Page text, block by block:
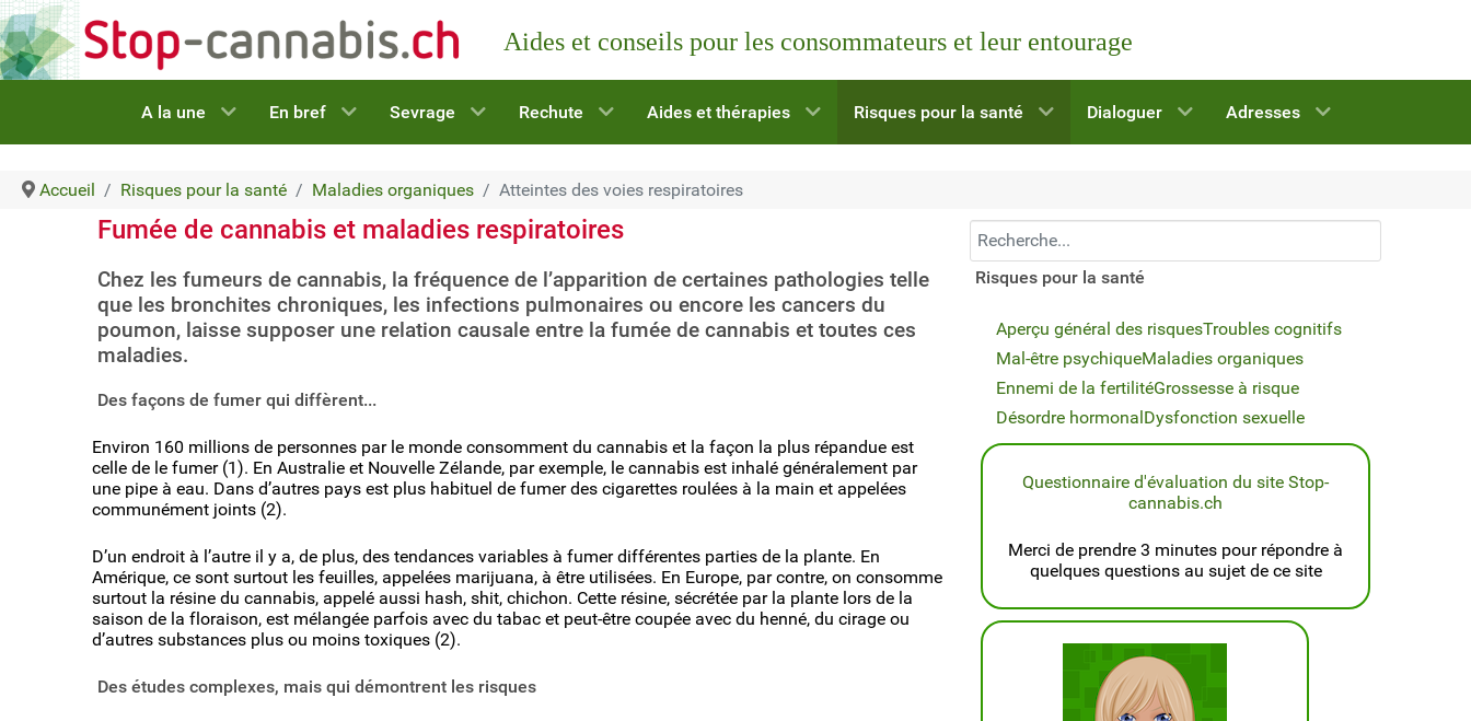
Aides et conseils pour les consommateurs et leur entourage
A la une En bref Sevrage Rechute Aides et thérapies Risques pour la santé Dialoguer Adresses
Accueil Risques pour la santé Maladies organiques Atteintes des voies respiratoires
Fumée de cannabis et maladies respiratoires
Chez les fumeurs de cannabis, la fréquence de l’apparition de certaines pathologies telle
que les bronchites chroniques, les infections pulmonaires ou encore les cancers du
poumon, laisse supposer une relation causale entre la fumée de cannabis et toutes ces
maladies.
Des façons de fumer qui diffèrent...
Environ 160 millions de personnes par le monde consomment du cannabis et la façon la plus répandue est
celle de le fumer (1). En Australie et Nouvelle Zélande, par exemple, le cannabis est inhalé généralement par
une pipe à eau. Dans d’autres pays est plus habituel de fumer des cigarettes roulées à la main et appelées
communément joints (2).
D’un endroit à l’autre il y a, de plus, des tendances variables à fumer différentes parties de la plante. En
Amérique, ce sont surtout les feuilles, appelées marijuana, à être utilisées. En Europe, par contre, on consomme
surtout la résine du cannabis, appelé aussi hash, shit, chichon. Cette résine, sécrétée par la plante lors de la
saison de la floraison, est mélangée parfois avec du tabac et peut-être coupée avec du henné, du cirage ou
d’autres substances plus ou moins toxiques (2).
Des études complexes, mais qui démontrent les risques
Recherchez...
Risques pour la santé
Aperçu général des risquesTroubles cognitifs
Mal-être psychiqueMaladies organiques
Ennemi de la fertilitéGrossesse à risque
Désordre hormonalDysfonction sexuelle
Questionnaire d'évaluation du site Stop-
cannabis.ch
Merci de prendre 3 minutes pour répondre à
quelques questions au sujet de ce site